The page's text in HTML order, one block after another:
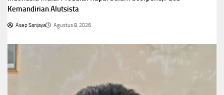
Kemandirian Alutsista
Asep Sanjaya Agustus 8, 2026